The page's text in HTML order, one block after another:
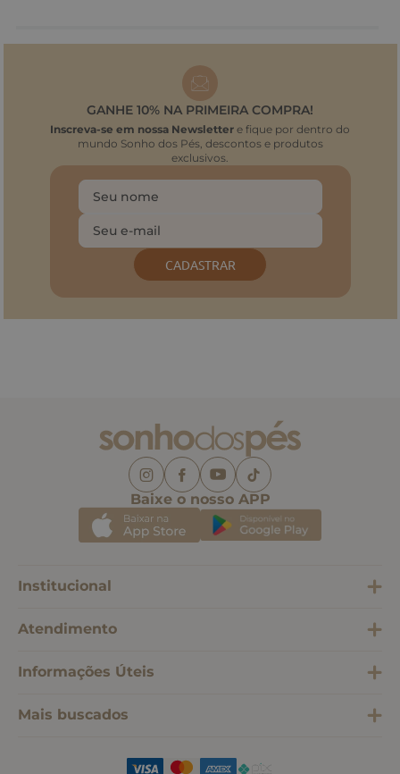
GANHE 10% NA PRIMEIRA COMPRA!
Inscreva-se em nossa Newsletter e fique por dentro do
mundo Sonho dos Pés, descontos e produtos
exclusivos.
CADASTRAR
Baixe o nosso APP
Institucional
Atendimento
Informações Úteis
Mais buscados